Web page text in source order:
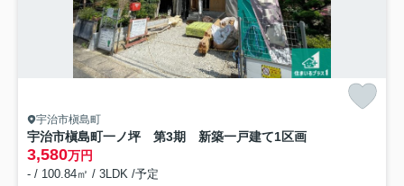
宇治市槇島町
宇治市槇島町一ノ坪 第3期 新築一戸建て1区画
3,580万円
- / 100.84㎡ / 3LDK /予定